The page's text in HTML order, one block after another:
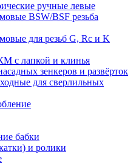
ручные левые
BSW/BSF резьба
для резьб G, Rc и K
с лапкой и клинья
зенкеров и развёрток
для сверлильных
бабки
и ролики